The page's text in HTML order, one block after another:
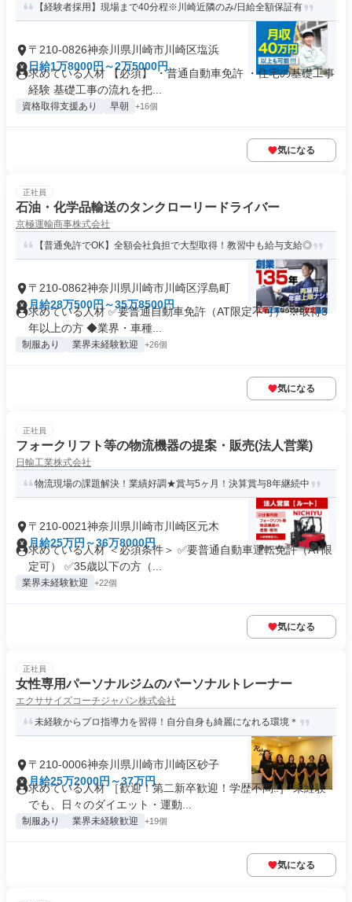
【経験者採用】現場まで40分程※川崎近隣のみ/日給全額保証有
〒210-0826神奈川県川崎市川崎区塩浜
日給1万8000円～2万5000円
求めている人材 【必須】 ・普通自動車免許 ・住宅の基礎工事
経験 基礎工事の流れを把...
資格取得支援あり 早朝 +16個
気になる
正社員
石油・化学品輸送のタンクローリードライバー
京極運輸商事株式会社
【普通免許でOK】全額会社負担で大型取得！教習中も給与支給◎
〒210-0862神奈川県川崎市川崎区浮島町
月給28万500円～35万8500円
求めている人材 ✅要普通自動車免許（AT限定不可） ※取得3
年以上の方 ◆業界・車種...
制服あり 業界未経験歓迎 +26個
気になる
正社員
フォークリフト等の物流機器の提案・販売(法人営業)
日輸工業株式会社
物流現場の課題解決！業績好調★賞与5ヶ月！決算賞与8年継続中
〒210-0021神奈川県川崎市川崎区元木
月給25万円～36万8000円
求めている人材 ＜必須条件＞ ✅要普通自動車運転免許（AT限
定可） ✅35歳以下の方（...
業界未経験歓迎 +22個
気になる
正社員
女性専用パーソナルジムのパーソナルトレーナー
エクササイズコーチジャパン株式会社
未経験からプロ指導力を習得！自分自身も綺麗になれる環境＊
〒210-0006神奈川県川崎市川崎区砂子
月給25万2000円～37万円
求めている人材 ［歓迎！第二新卒歓迎！学歴不問‼］ 未経験
でも、日々のダイエット・運動...
制服あり 業界未経験歓迎 +19個
気になる